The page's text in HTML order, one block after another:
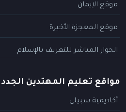
موقع الإيمان
موقع المعجزة الأخيرة
الحوار المباشر للتعريف بالإسلام
مواقع تعليم المهتدين الجدد
أكاديمية سبيلي